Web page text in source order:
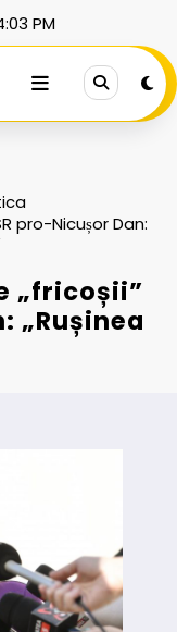
PM
pro-Nicușor Dan:
„fricoșii”
„Rușinea